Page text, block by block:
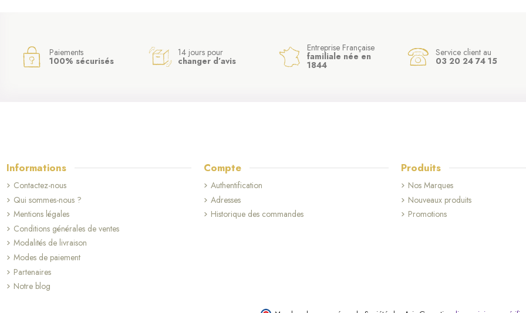
Paiements
100% sécurisés
14 jours pour
changer d’avis
Entreprise Française
familiale née en
1844
Service client au
03 20 24 74 15
Informations
Contactez-nous
Qui sommes-nous ?
Mentions légales
Conditions générales de ventes
Modalités de livraison
Modes de paiement
Partenaires
Notre blog
Compte
Authentification
Adresses
Historique des commandes
Produits
Nos Marques
Nouveaux produits
Promotions